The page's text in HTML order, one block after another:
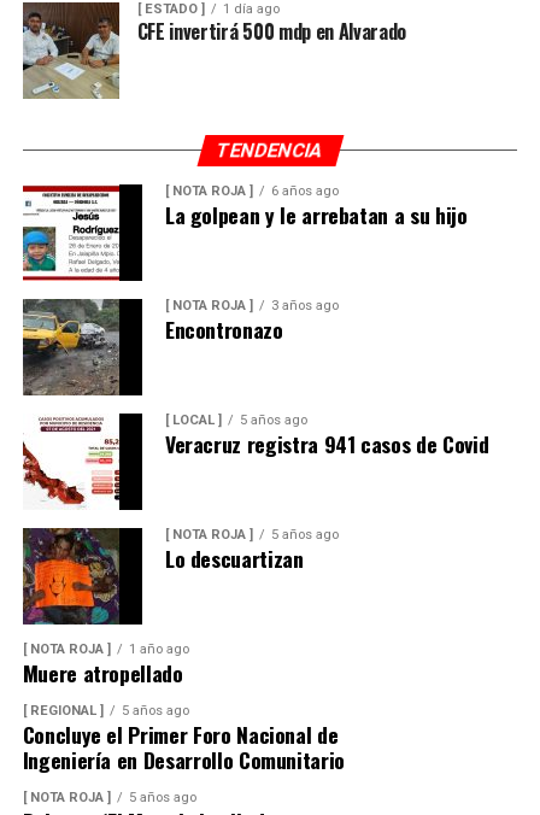
[ ESTADO ] 1 día ago
CFE invertirá 500 mdp en Alvarado
TENDENCIA
[ NOTA ROJA ] 6 años ago
La golpean y le arrebatan a su hijo
[ NOTA ROJA ] 3 años ago
Encontronazo
[ LOCAL ] 5 años ago
Veracruz registra 941 casos de Covid
[ NOTA ROJA ] 5 años ago
Lo descuartizan
[ NOTA ROJA ] 1 año ago
Muere atropellado
[ REGIONAL ] 5 años ago
Concluye el Primer Foro Nacional de
Ingeniería en Desarrollo Comunitario
[ NOTA ROJA ] 5 años ago